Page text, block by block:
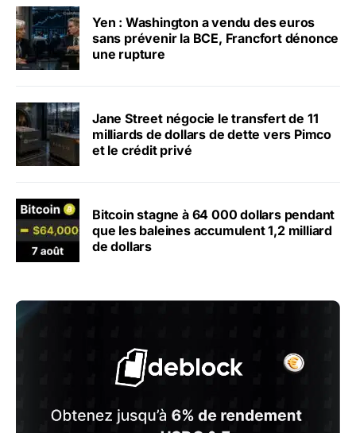
Yen : Washington a vendu des euros
sans prévenir la BCE, Francfort dénonce
une rupture
Jane Street négocie le transfert de 11
milliards de dollars de dette vers Pimco
et le crédit privé
Bitcoin stagne à 64 000 dollars pendant
que les baleines accumulent 1,2 milliard
de dollars